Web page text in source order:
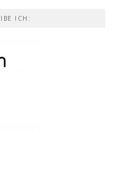
ICH: